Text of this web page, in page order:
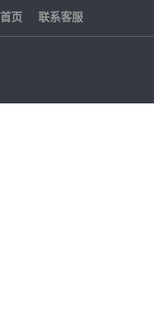
首页 联系客服